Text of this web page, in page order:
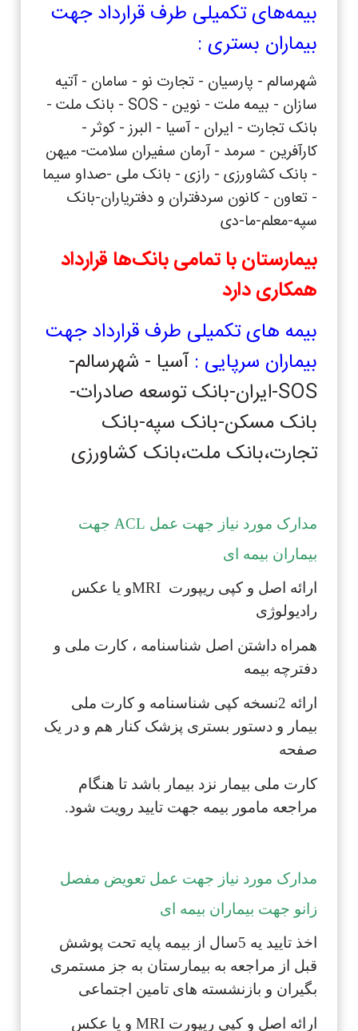
بیمه‌های تکمیلی طرف قرارداد جهت
بیماران بستری :
شهرسالم - پارسیان - تجارت نو - سامان - آتیه
سازان - بیمه ملت - نوین - SOS - بانک ملت -
بانک تجارت - ایران - آسیا - البرز - کوثر -
کارآفرین - سرمد - آرمان سفیران سلامت- میهن
- بانک کشاورزی - رازی - بانک ملی -صداو سیما
- تعاون - کانون سردفتران و دفتریاران-بانک
سپه-معلم-ما-دی
بیمارستان با تمامی بانک‌ها قرارداد
همکاری دارد
بیمه های تکمیلی طرف قرارداد جهت
بیماران سرپایی : آسیا - شهرسالم-
SOS-ایران-بانک توسعه صادرات-
بانک مسکن-بانک سپه-بانک
تجارت،بانک ملت،بانک کشاورزی
مدارک مورد نیاز جهت عمل ACL جهت
بیماران بیمه ای
ارائه اصل و کپی ریپورت MRIو یا عکس
رادیولوژی
همراه داشتن اصل شناسنامه ، کارت ملی و
دفترچه بیمه
ارائه 2نسخه کپی شناسنامه و کارت ملی
بیمار و دستور بستری پزشک کنار هم و در یک
صفحه
کارت ملی بیمار نزد بیمار باشد تا هنگام
مراجعه مامور بیمه جهت تایید رویت شود.
مدارک مورد نیاز جهت عمل تعویض مفصل
زانو جهت بیماران بیمه ای
اخذ تایید یه 5سال از بیمه پایه تحت پوشش
قبل از مراجعه به بیمارستان به جز مستمری
بگیران و بازنشسته های تامین اجتماعی
ارائه اصل و کپی ریپورت MRI و یا عکس